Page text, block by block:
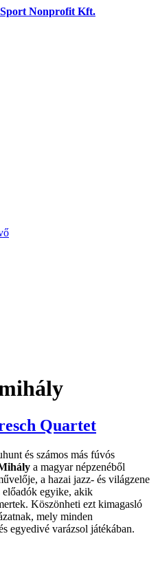
Nonprofit Kft.
Quartet
és számos más fúvós
a magyar népzenéből
a hazai jazz- és világzene
előadók egyike, akik
Köszönheti ezt kimagasló
mely minden
egyedivé varázsol játékában.